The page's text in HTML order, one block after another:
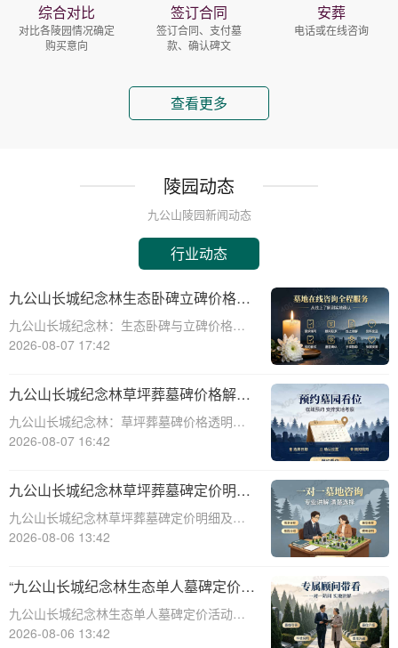
综合对比
对比各陵园情况确定
购买意向
签订合同
签订合同、支付墓
款、确认碑文
安葬
电话或在线咨询
查看更多
陵园动态
九公山陵园新闻动态
行业动态
九公山长城纪念林生态卧碑立碑价格表
详解及活动期赠安葬配套福利解析
九公山长城纪念林：生态卧碑与立碑价格及
活动期赠送配套服务全解析☎ 九公山陵园电
地，九公山长城纪念林凭借其得天独厚的地
理位置和优越的自然环境，成为众
2026-08-07 17:42
九公山长城纪念林草坪葬墓碑价格解析
及赠予绿植养护服务详解
九公山长城纪念林：草坪葬墓碑价格透明，
赠送绿植养护服务☎ 九公山陵园电话:400-
纪念林地之一，致力于为逝者提供环保、庄
重的安葬选择。草坪葬墓碑作为一种
2026-08-07 16:42
九公山长城纪念林草坪葬墓碑定价明细
活动赠绿植养护服务详解
九公山长城纪念林草坪葬墓碑定价明细及活
动赠绿植养护服务详解☎ 九公山陵园电
意识的增强和对生命意义的深刻理解，草坪
葬墓碑逐渐成为一种新型的、环保的、
2026-08-06 13:42
“九公山长城纪念林生态单人墓碑定价
活动直降数千福利丰厚”
九公山长城纪念林生态单人墓碑定价活动，
直降数千，福利丰厚，为您的亲人提供一个
2026-08-06 13:42